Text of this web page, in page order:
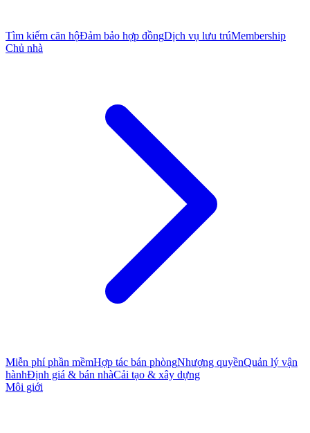
Tìm kiếm căn hộĐảm bảo hợp đồngDịch vụ lưu trúMembership
Chủ nhà
Miễn phí phần mềmHợp tác bán phòngNhượng quyềnQuản lý vận
hànhĐịnh giá & bán nhàCải tạo & xây dựng
Môi giới